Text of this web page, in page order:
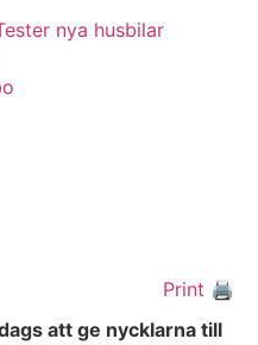
nya husbilar
Print 🖨
att ge nycklarna till